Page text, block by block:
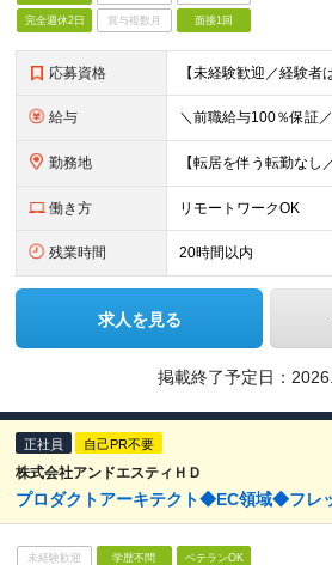
完全週休2日 賞与複数月 面接1回
応募資格
給与
勤務地
働き方 リモートワークOK
残業時間 20時間以内
求人を見る
掲載終了予定日：
正社員 自己PR不要
株式会社アンドエスティＨＤ
プロダクトアーキテクト◆EC領域◆フレ
未経験歓迎 学歴不問 ベテランOK